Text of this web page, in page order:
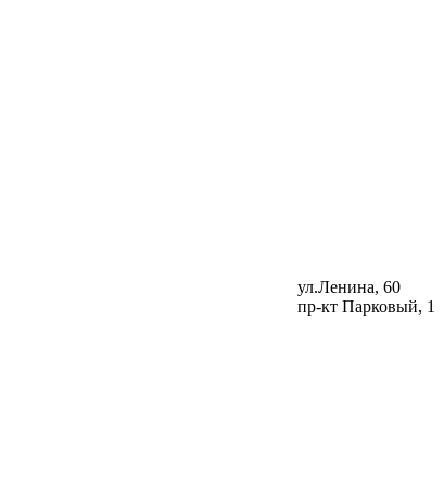
ул.Ленина, 60
пр-кт Парковый, 1